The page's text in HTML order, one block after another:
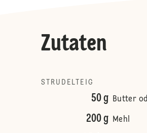
Zutaten
STRUDELTEIG
50 g Butter
200 g Mehl